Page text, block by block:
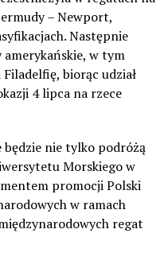
– Newport,
Następnie
amerykańskie, w tym
biorąc udział
4 lipca na rzece
będzie nie tylko podróżą
Morskiego w
promocji Polski
w ramach
regat